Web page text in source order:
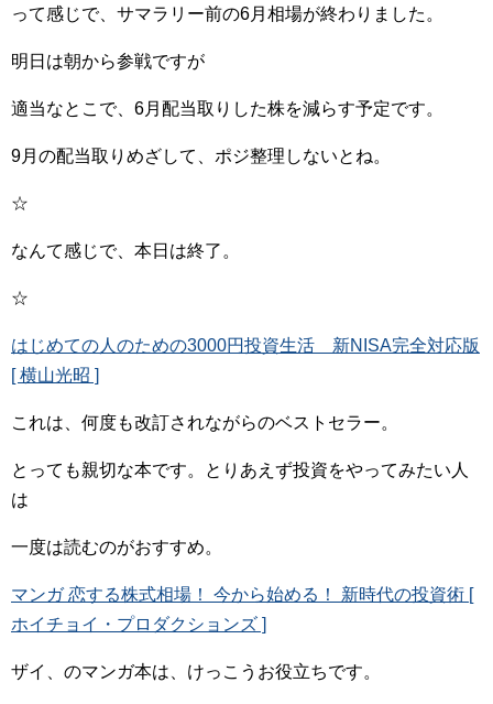
って感じで、サマラリー前の6月相場が終わりました。
明日は朝から参戦ですが
適当なとこで、6月配当取りした株を減らす予定です。
9月の配当取りめざして、ポジ整理しないとね。
☆
なんて感じで、本日は終了。
☆
はじめての人のための3000円投資生活 新NISA完全対応版
[ 横山光昭 ]
これは、何度も改訂されながらのベストセラー。
とっても親切な本です。とりあえず投資をやってみたい人
は
一度は読むのがおすすめ。
マンガ 恋する株式相場！ 今から始める！ 新時代の投資術 [
ホイチョイ・プロダクションズ ]
ザイ、のマンガ本は、けっこうお役立ちです。